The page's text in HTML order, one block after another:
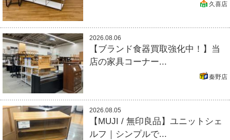
久喜店
2026.08.06
【ブランド食器買取強化中！】当
店の家具コーナー...
秦野店
2026.08.05
【MUJI / 無印良品】ユニットシェ
ルフ｜シンプルで...